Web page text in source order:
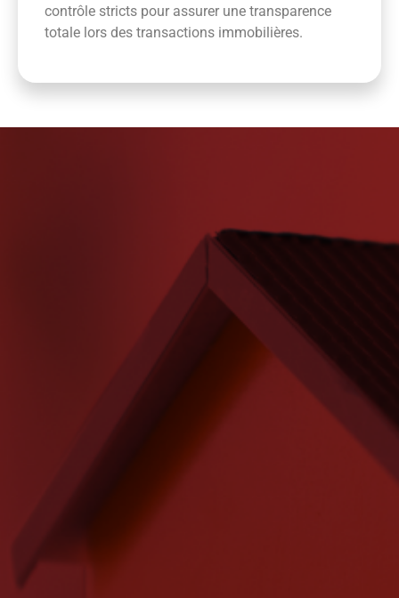
contrôle stricts pour assurer une transparence
totale lors des transactions immobilières.